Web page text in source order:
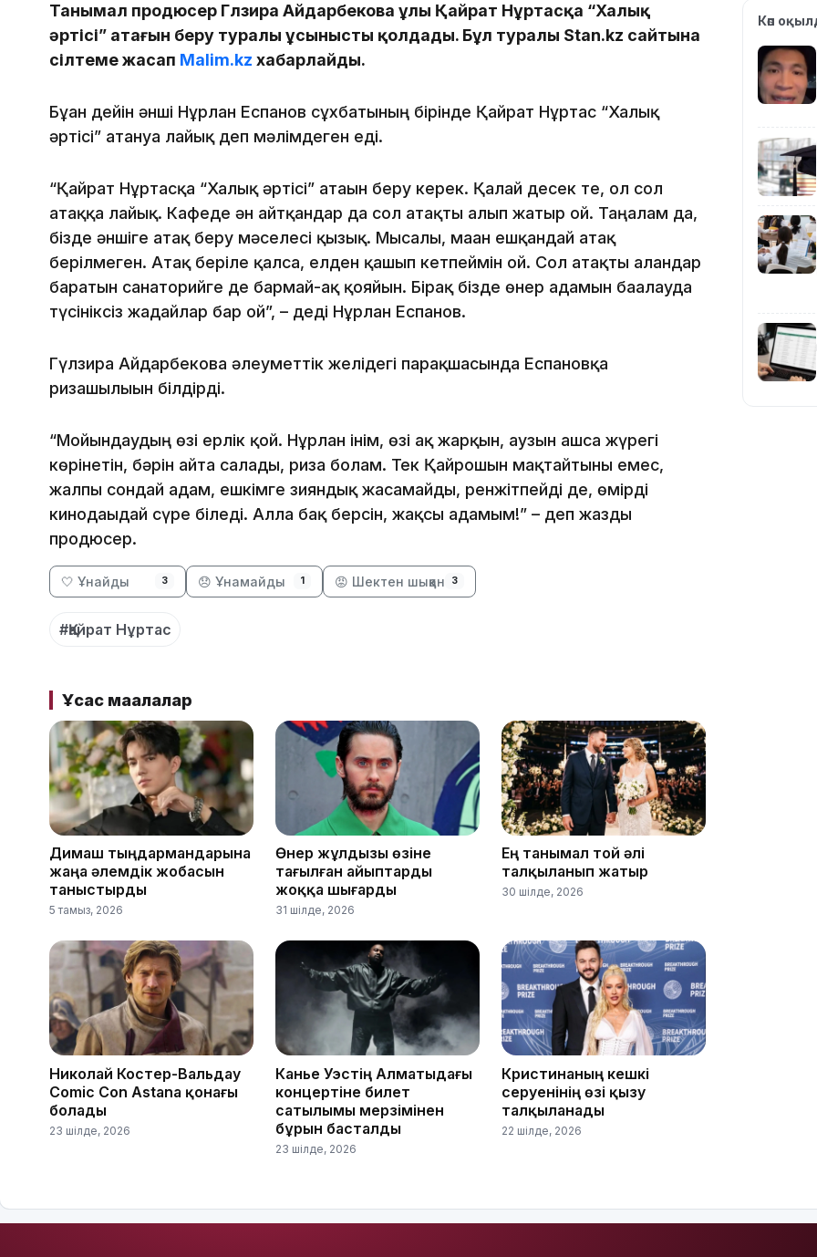
Танымал продюсер Гүлзира Айдарбекова ұлы Қайрат Нұртасқа “Халық
әртісі” атағын беру туралы ұсынысты қолдады. Бұл туралы Stan.kz сайтына
сілтеме жасап Malim.kz хабарлайды.
Бұған дейін әнші Нұрлан Еспанов сұхбатының бірінде Қайрат Нұртас “Халық
әртісі” атануға лайық деп мәлімдеген еді.
“Қайрат Нұртасқа “Халық әртісі” атағын беру керек. Қалай десек те, ол сол
атаққа лайық. Кафеде ән айтқандар да сол атақты алып жатыр ғой. Таңғалам да,
бізде әншіге атақ беру мәселесі қызық. Мысалы, маған ешқандай атақ
берілмеген. Атақ беріле қалса, елден қашып кетпеймін ғой. Сол атақты алғандар
баратын санаторийге де бармай-ақ қояйын. Бірақ бізде өнер адамын бағалауда
түсініксіз жағдайлар бар ғой”, – деді Нұрлан Еспанов.
Гүлзира Айдарбекова әлеуметтік желідегі парақшасында Еспановқа
ризашылығын білдірді.
“Мойындаудың өзі ерлік қой. Нұрлан інім, өзі ақ жарқын, аузын ашса жүрегі
көрінетін, бәрін айта салады, риза болам. Тек Қайрошын мақтайтыны емес,
жалпы сондай адам, ешкімге зияндық жасамайды, ренжітпейді де, өмірді
кинодағыдай сүре біледі. Алла бақ берсін, жақсы адамым!” – деп жазды
продюсер.
🤍 Ұнайды 3 😞 Ұнамайды 1 😡 Шектен шыққан 3
#Қайрат Нұртас
Ұқсас мақалалар
Димаш тыңдармандарына
жаңа әлемдік жобасын
таныстырды
5 тамыз, 2026
Өнер жұлдызы өзіне
тағылған айыптарды
жоққа шығарды
31 шілде, 2026
Ең танымал той әлі
талқыланып жатыр
30 шілде, 2026
Николай Костер-Вальдау
Comic Con Astana қонағы
болады
23 шілде, 2026
Канье Уэстің Алматыдағы
концертіне билет
сатылымы мерзімінен
бұрын басталды
23 шілде, 2026
Кристинаның кешкі
серуенінің өзі қызу
талқыланады
22 шілде, 2026
13:08
12:35
Көп